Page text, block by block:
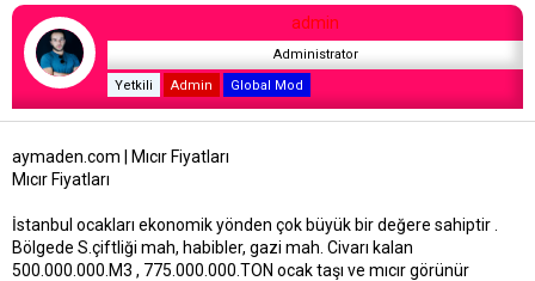
n
u
u
a
l
a
a
n
ş
n
g
ı
t
a
i
h
i
admin
Administrator
Yetkili
Admin Global Mod
aymaden.com | Mıcır Fiyatları
Mıcır Fiyatları
İstanbul ocakları ekonomik yönden çok büyük bir değere sahiptir .
Bölgede S.çiftliği mah, habibler, gazi mah. Civarı kalan
500.000.000.M3 , 775.000.000.TON ocak taşı ve mıcır görünür